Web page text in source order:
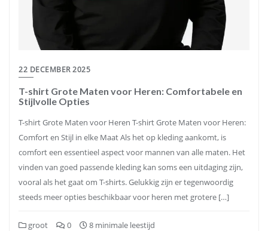
22 DECEMBER 2025
T-shirt Grote Maten voor Heren: Comfortabele en
Stijlvolle Opties
T-shirt Grote Maten voor Heren T-shirt Grote Maten voor Heren:
Comfort en Stijl in elke Maat Als het op kleding aankomt, is
comfort een essentieel aspect voor mannen van alle maten. Het
vinden van goed passende kleding kan soms een uitdaging zijn,
vooral als het gaat om T-shirts. Gelukkig zijn er tegenwoordig
steeds meer opties beschikbaar voor heren met grotere […]
groot 0 8 minimale leestijd